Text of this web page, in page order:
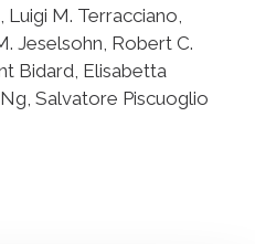
M. Terracciano,
Jeselsohn, Robert C.
Bidard, Elisabetta
Salvatore Piscuoglio